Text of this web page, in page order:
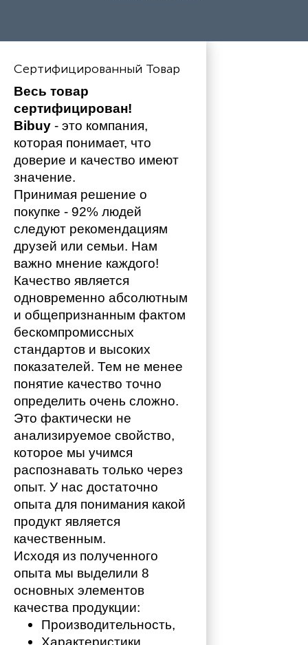
Сертифицированный Товар
Весь товар
сертифицирован!
Bibuy - это компания,
которая понимает, что
доверие и качество имеют
значение.
Принимая решение о
покупке - 92% людей
следуют рекомендациям
друзей или семьи. Нам
важно мнение каждого!
Качество является
одновременно абсолютным
и общепризнанным фактом
бескомпромиссных
стандартов и высоких
показателей. Тем не менее
понятие качество точно
определить очень сложно.
Это фактически не
анализируемое свойство,
которое мы учимся
распознавать только через
опыт. У нас достаточно
опыта для понимания какой
продукт является
качественным.
Исходя из полученного
опыта мы выделили 8
основных элементов
качества продукции:
Производительность,
Характеристики,